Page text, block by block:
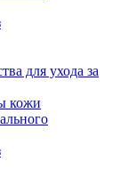
для ухода за
кожи